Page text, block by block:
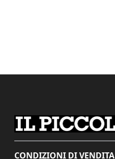
CONDIZIONI DI VENDITA